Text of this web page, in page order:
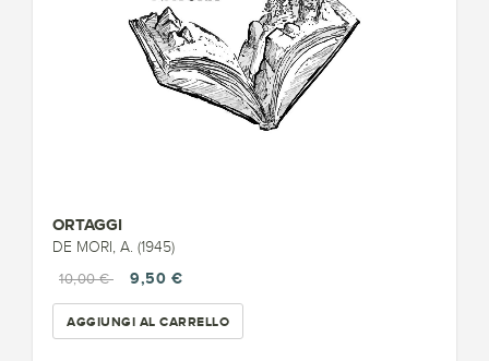
ORTAGGI
DE MORI, A. (1945)
10,00 €
9,50 €
AGGIUNGI AL CARRELLO